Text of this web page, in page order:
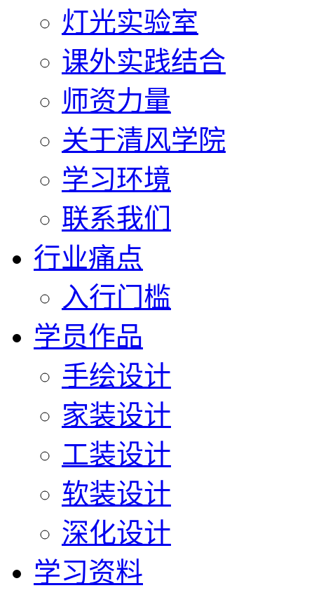
灯光实验室
课外实践结合
师资力量
关于清风学院
学习环境
联系我们
行业痛点
入行门槛
学员作品
手绘设计
家装设计
工装设计
软装设计
深化设计
学习资料